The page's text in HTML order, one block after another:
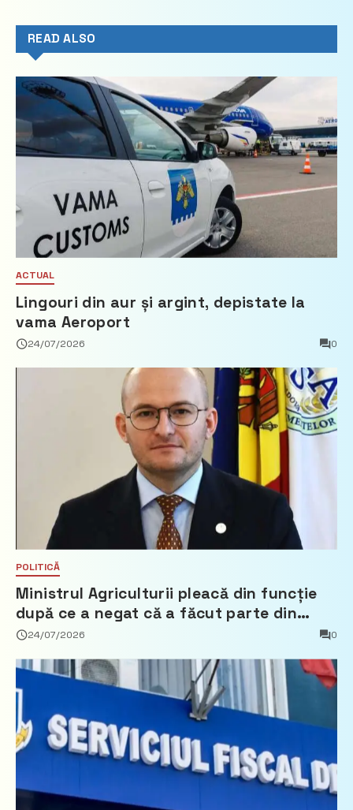
READ ALSO
ACTUAL
Lingouri din aur și argint, depistate la
vama Aeroport
24/07/2026 0
POLITICĂ
Ministrul Agriculturii pleacă din funcție
după ce a negat că a făcut parte din
Partidul Democrat
24/07/2026 0